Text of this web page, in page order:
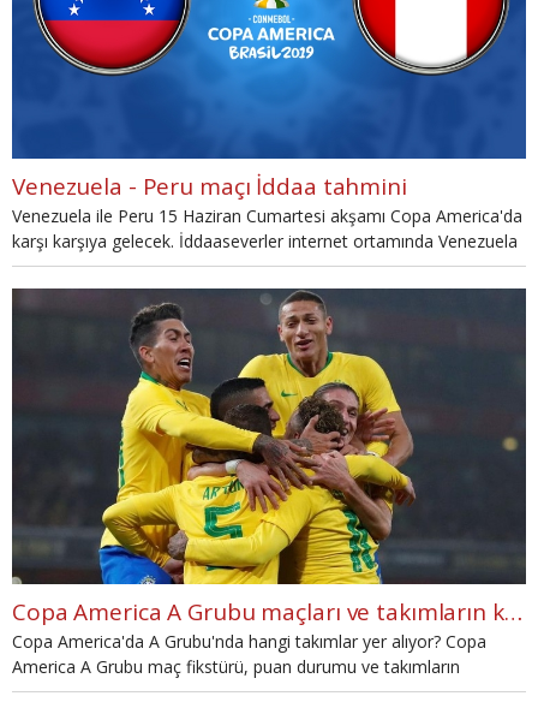
Venezuela - Peru maçı İddaa tahmini
Venezuela ile Peru 15 Haziran Cumartesi akşamı Copa America'da
karşı karşıya gelecek. İddaaseverler internet ortamında Venezuela
- Peru maçı istatistikleri, Venezuela - Peru maçı İddaa tahminleri
seçeneklerini araştırmaya başladı.
Copa America A Grubu maçları ve takımların kadroları (Copa America hangi kanalda?)
Copa America'da A Grubu'nda hangi takımlar yer alıyor? Copa
America A Grubu maç fikstürü, puan durumu ve takımların
kadroları haberimizde.